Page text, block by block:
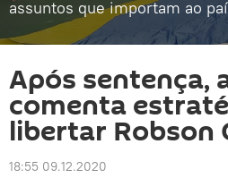
assuntos que importam ao
Após sentença,
comenta
libertar Robson
18:55 09.12.2020